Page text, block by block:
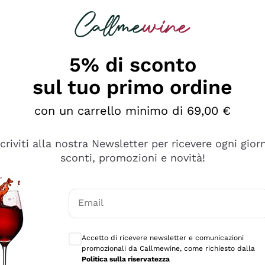
è male ma secondo me ci sono alternative che
5% di sconto
sul tuo primo ordine
con un carrello minimo di 69,00 €
alla nostra Newsletter per ricevere ogni
sconti, promozioni e novità!
Email
Accetto di ricevere newsletter e comunicazioni
promozionali da Callmewine, come richiesto dalla
Politica sulla riservatezza